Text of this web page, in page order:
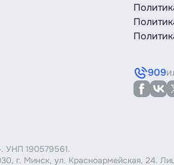
909
УНП 190579561.
г. Минск, ул. Красноармейская, 24.